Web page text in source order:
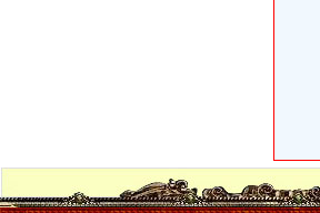
立足前哨恪尽职守建好后院竭诚奉献|经开区综合
中共怀化经开区工委办公室怀化经开区管委会办
格力电器（合肥）有限公司经开区办事处2017新
西安经开区金融办领导一行莅临人众金服考察调
韩国EXAX公司投资3000万元在绵经开区办企业-